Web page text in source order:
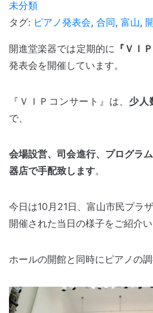
未分類
タグ: ピアノ発表会, 合同, 富山,
開進堂楽器では定期的に 『ＶＩ
発表会を開催しています。
『ＶＩＰコンサート』は、 少人
で、
会場設営、司会進行、プログラ
器店で手配致します。
今日は10月21日、富山市民プラ
開催された当日の様子をご紹介い
ホールの開館と同時にピアノの調